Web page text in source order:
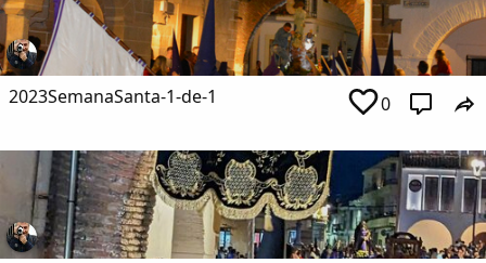
2023SemanaSanta-1-de-1 0